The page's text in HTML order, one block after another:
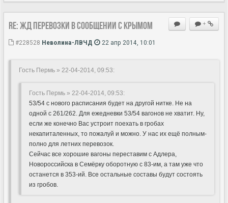
+
Re: ЖД перевозки в сообщении с Крымом
#228528 Неволина-ЛВЧД 22 апр 2014, 10:01
Гость Пермь » 22-04-2014, 09:53:
Гость Пермь » 22-04-2014, 09:53:
53/54 с нового расписания будет на другой нитке. Не на
одной с 261/262. Для ежедневки 53/54 вагонов не хватит. Ну,
если же конечно Вас устроит поехать в гробах
некапиталенных, то пожалуй и можно. У нас их ещё полным-
полно для летних перевозок.
Сейчас все хорошие вагоны переставим с Адлера,
Новороссийска в Семёрку оборотную с 83-им, а там уже что
останется в 353-ий. Все остальные составы будут состоять
из гробов.